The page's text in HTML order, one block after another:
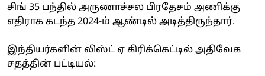
சிங் 35 பந்தில் அருணாச்சல பிரதேசம் அணிக்கு
எதிராக கடந்த 2024-ம் ஆண்டில் அடித்திருந்தார்.
இந்தியர்களின் லிஸ்ட் ஏ கிரிக்கெட்டில் அதிவேக
சதத்தின் பட்டியல்: